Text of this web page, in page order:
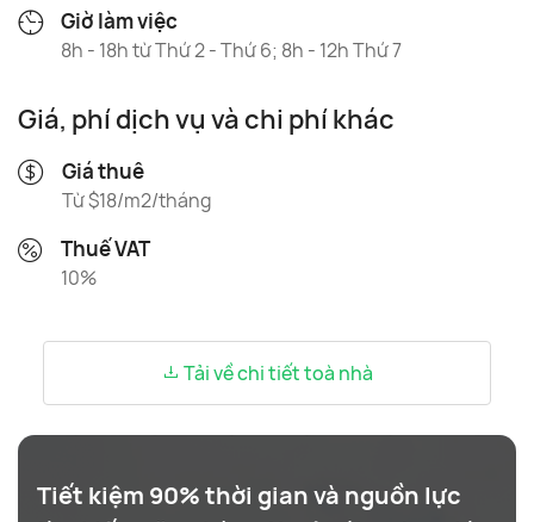
Giờ làm việc
8h - 18h từ Thứ 2 - Thứ 6; 8h - 12h Thứ 7
Giá, phí dịch vụ và chi phí khác
Giá thuê
Từ $18/m2/tháng
Thuế VAT
10%
Tải về chi tiết toà nhà
Tiết kiệm 90% thời gian và nguồn lực